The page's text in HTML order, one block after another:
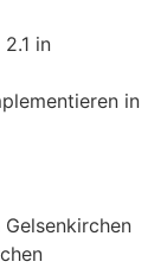
in
in